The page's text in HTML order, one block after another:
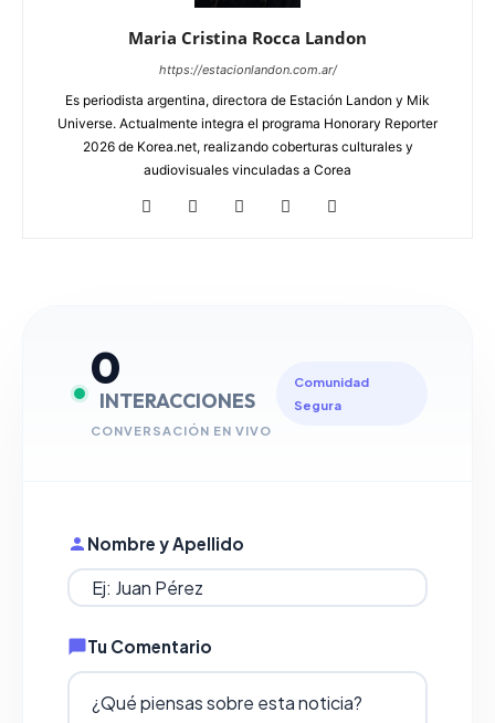
Maria Cristina Rocca Landon
https://estacionlandon.com.ar/
Es periodista argentina, directora de Estación Landon y Mik
Universe. Actualmente integra el programa Honorary Reporter
2026 de Korea.net, realizando coberturas culturales y
audiovisuales vinculadas a Corea
0
INTERACCIONES
CONVERSACIÓN EN VIVO
Comunidad
Segura
Nombre y Apellido
Tu Comentario